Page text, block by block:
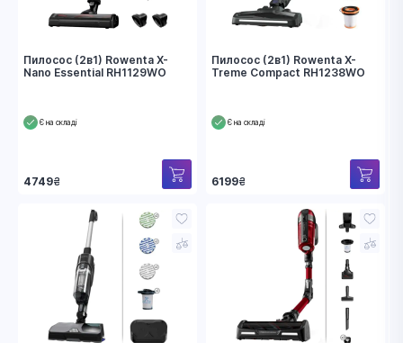
Пилосос (2в1) Rowenta X-
Nano Essential RH1129WO
Є на складі
4749₴
Пилосос (2в1) Rowenta X-
Treme Compact RH1238WO
Є на складі
6199₴